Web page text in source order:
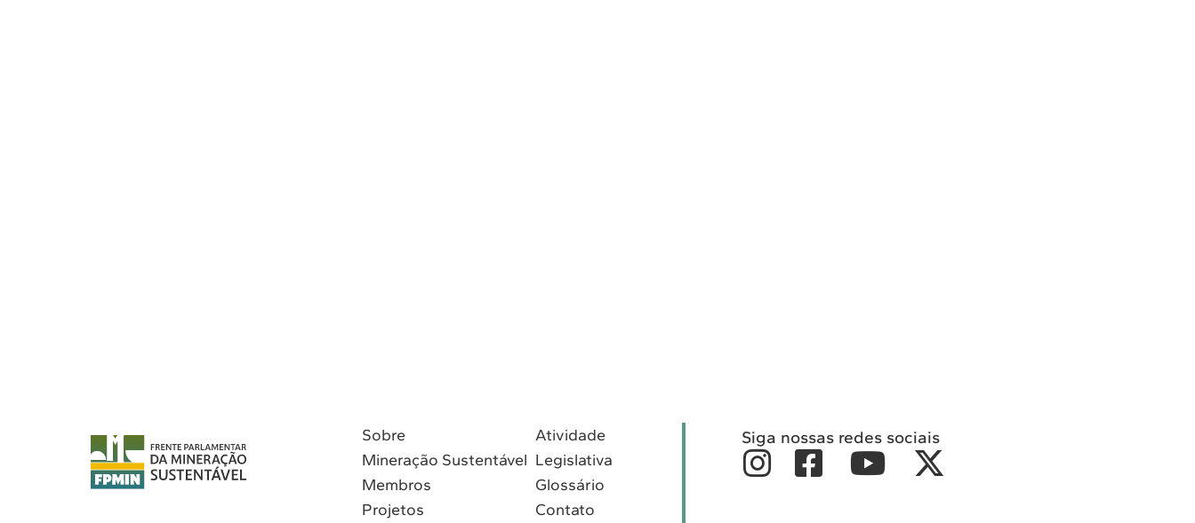
Sobre
Mineração Sustentável
Membros
Projetos
Atividade
Legislativa
Glossário
Contato
Siga nossas redes sociais